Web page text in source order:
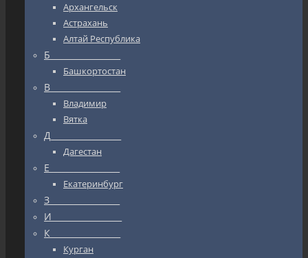
Архангельск
Астрахань
Алтай Республика
Б_________________
Башкортостан
В_________________
Владимир
Вятка
Д_________________
Дагестан
Е_________________
Екатеринбург
З_________________
И_________________
К_________________
Курган